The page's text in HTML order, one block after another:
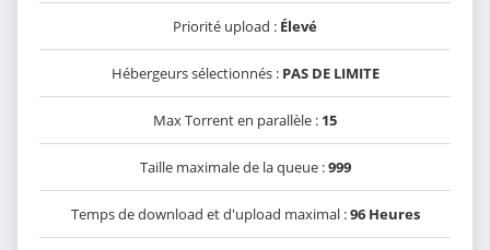
Priorité upload : Élevé
Hébergeurs sélectionnés : PAS DE LIMITE
Max Torrent en parallèle : 15
Taille maximale de la queue :999
Temps de download et d'upload maximal :96 Heures